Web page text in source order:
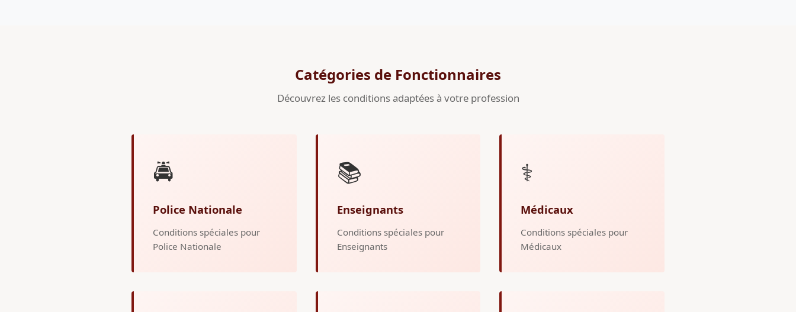
Catégories de Fonctionnaires
Découvrez les conditions adaptées à votre profession
🚔
Police Nationale
Conditions spéciales pour
Police Nationale
📚
Enseignants
Conditions spéciales pour
Enseignants
⚕️
Médicaux
Conditions spéciales pour
Médicaux